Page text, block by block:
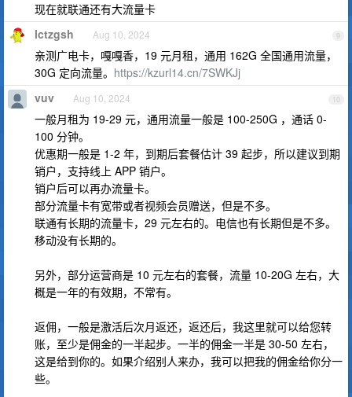
现在就联通还有大流量卡
9
lctzgsh Aug 10, 2024
亲测广电卡，嘎嘎香，19 元月租，通用 162G 全国通用流量，
30G 定向流量。 https://kzurl14.cn/7SWKJj
10
vuv Aug 10, 2024
一般月租为 19-29 元，通用流量一般是 100-250G ，通话 0-
100 分钟。
优惠期一般是 1-2 年，到期后套餐估计 39 起步，所以建议到期
销户，支持线上 APP 销户。
销户后可以再办流量卡。
部分流量卡有宽带或者视频会员赠送，但是不多。
联通有长期的流量卡，29 元左右的。电信也有长期但是不多。
移动没有长期的。
另外，部分运营商是 10 元左右的套餐，流量 10-20G 左右，大
概是一年的有效期，不常有。
返佣，一般是激活后次月返还，返还后，我这里就可以给您转
账，至少是佣金的一半起步。一半的佣金一半是 30-50 左右，
这是给到你的。如果介绍别人来办，我可以把我的佣金给你分一
些。